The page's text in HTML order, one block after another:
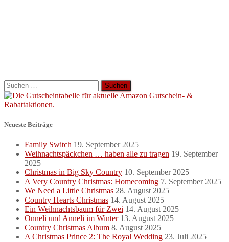
Suchen
nach:
Neueste Beiträge
Family Switch 19. September 2025
Weihnachtspäckchen … haben alle zu tragen 19. September
2025
Christmas in Big Sky Country 10. September 2025
A Very Country Christmas: Homecoming 7. September 2025
We Need a Little Christmas 28. August 2025
Country Hearts Christmas 14. August 2025
Ein Weihnachtsbaum für Zwei 14. August 2025
Onneli und Anneli im Winter 13. August 2025
Country Christmas Album 8. August 2025
A Christmas Prince 2: The Royal Wedding 23. Juli 2025